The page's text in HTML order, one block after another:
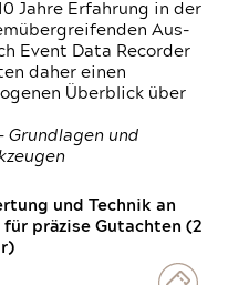
Jahre Erfahrung in der
Aus-
Event Data Recorder
daher einen
Überblick über
Grundlagen und
und Technik an
präzise Gutachten (2